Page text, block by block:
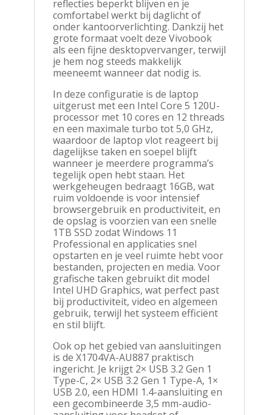
reflecties beperkt blijven en je
comfortabel werkt bij daglicht of
onder kantoorverlichting. Dankzij het
grote formaat voelt deze Vivobook
als een fijne desktopvervanger, terwijl
je hem nog steeds makkelijk
meeneemt wanneer dat nodig is.
In deze configuratie is de laptop
uitgerust met een Intel Core 5 120U-
processor met 10 cores en 12 threads
en een maximale turbo tot 5,0 GHz,
waardoor de laptop vlot reageert bij
dagelijkse taken en soepel blijft
wanneer je meerdere programma’s
tegelijk open hebt staan. Het
werkgeheugen bedraagt 16GB, wat
ruim voldoende is voor intensief
browsergebruik en productiviteit, en
de opslag is voorzien van een snelle
1TB SSD zodat Windows 11
Professional en applicaties snel
opstarten en je veel ruimte hebt voor
bestanden, projecten en media. Voor
grafische taken gebruikt dit model
Intel UHD Graphics, wat perfect past
bij productiviteit, video en algemeen
gebruik, terwijl het systeem efficiënt
en stil blijft.
Ook op het gebied van aansluitingen
is de X1704VA-AU887 praktisch
ingericht. Je krijgt 2× USB 3.2 Gen 1
Type-C, 2× USB 3.2 Gen 1 Type-A, 1×
USB 2.0, een HDMI 1.4-aansluiting en
een gecombineerde 3,5 mm-audio-